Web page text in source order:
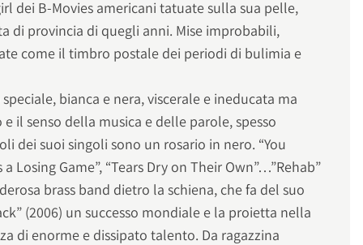
dei B-Movies americani tatuate sulla sua pelle,
di provincia di quegli anni. Mise improbabili,
come il timbro postale dei periodi di bulimia e
bianca e nera, viscerale e ineducata ma
il senso della musica e delle parole, spesso
dei suoi singoli sono un rosario in nero. “You
a Losing Game”, “Tears Dry on Their Own”…”Rehab”
brass band dietro la schiena, che fa del suo
(2006) un successo mondiale e la proietta nella
di enorme e dissipato talento. Da ragazzina